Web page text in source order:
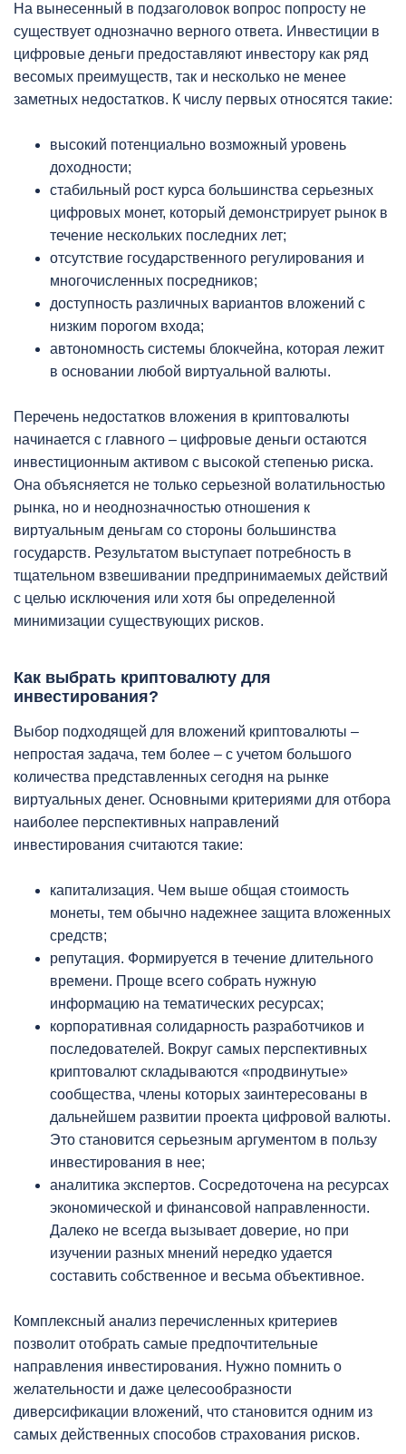
На вынесенный в подзаголовок вопрос попросту не
существует однозначно верного ответа. Инвестиции в
цифровые деньги предоставляют инвестору как ряд
весомых преимуществ, так и несколько не менее
заметных недостатков. К числу первых относятся такие:
высокий потенциально возможный уровень
доходности;
стабильный рост курса большинства серьезных
цифровых монет, который демонстрирует рынок в
течение нескольких последних лет;
отсутствие государственного регулирования и
многочисленных посредников;
доступность различных вариантов вложений с
низким порогом входа;
автономность системы блокчейна, которая лежит
в основании любой виртуальной валюты.
Перечень недостатков вложения в криптовалюты
начинается с главного – цифровые деньги остаются
инвестиционным активом с высокой степенью риска.
Она объясняется не только серьезной волатильностью
рынка, но и неоднозначностью отношения к
виртуальным деньгам со стороны большинства
государств. Результатом выступает потребность в
тщательном взвешивании предпринимаемых действий
с целью исключения или хотя бы определенной
минимизации существующих рисков.
Как выбрать криптовалюту для
инвестирования?
Выбор подходящей для вложений криптовалюты –
непростая задача, тем более – с учетом большого
количества представленных сегодня на рынке
виртуальных денег. Основными критериями для отбора
наиболее перспективных направлений
инвестирования считаются такие:
капитализация. Чем выше общая стоимость
монеты, тем обычно надежнее защита вложенных
средств;
репутация. Формируется в течение длительного
времени. Проще всего собрать нужную
информацию на тематических ресурсах;
корпоративная солидарность разработчиков и
последователей. Вокруг самых перспективных
криптовалют складываются «продвинутые»
сообщества, члены которых заинтересованы в
дальнейшем развитии проекта цифровой валюты.
Это становится серьезным аргументом в пользу
инвестирования в нее;
аналитика экспертов. Сосредоточена на ресурсах
экономической и финансовой направленности.
Далеко не всегда вызывает доверие, но при
изучении разных мнений нередко удается
составить собственное и весьма объективное.
Комплексный анализ перечисленных критериев
позволит отобрать самые предпочтительные
направления инвестирования. Нужно помнить о
желательности и даже целесообразности
диверсификации вложений, что становится одним из
самых действенных способов страхования рисков.